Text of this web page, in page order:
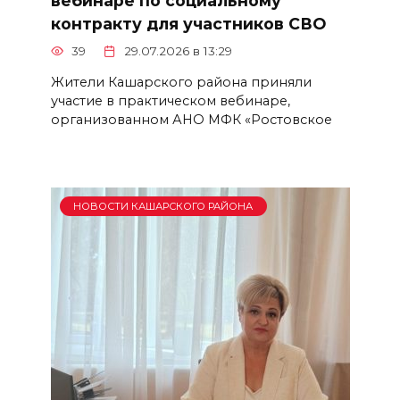
контракту для участников СВО
39 29.07.2026 в 13:29
Жители Кашарского района приняли
участие в практическом вебинаре,
организованном АНО МФК «Ростовское
НОВОСТИ КАШАРСКОГО РАЙОНА